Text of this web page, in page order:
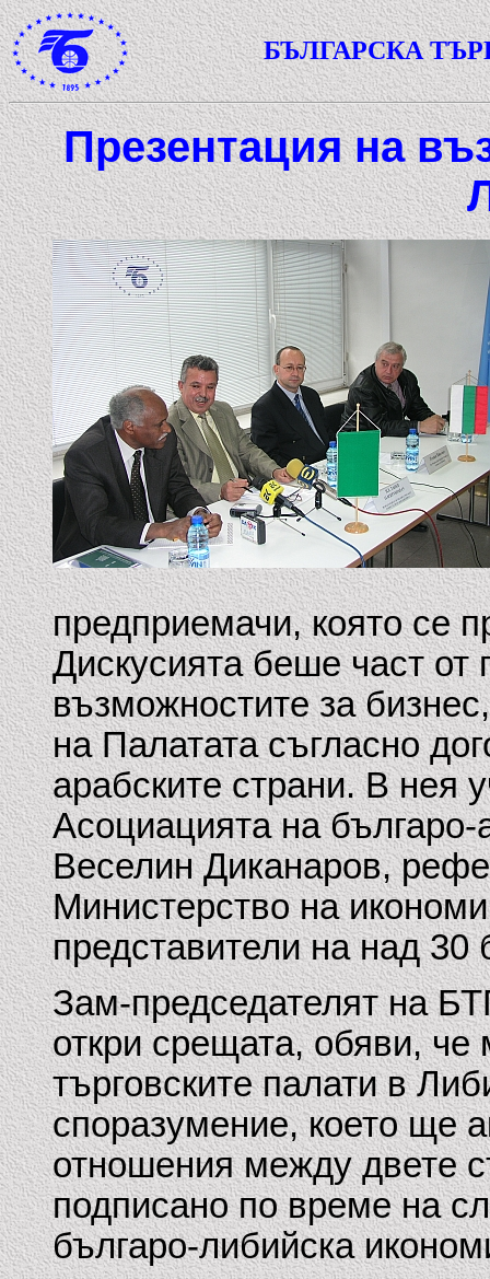
БЪЛГАРСКА
Презентация на
предприемачи, която се
Дискусията беше част от
възможностите за
на Палатата съгласно
арабските страни. В нея
Асоциацията на българо-
Веселин Диканаров,
Министерство на
представители на над
Зам-председателят на
откри срещата, обяви,
търговските палати в
споразумение, което ще
отношения между двете
подписано по време на
българо-либийска